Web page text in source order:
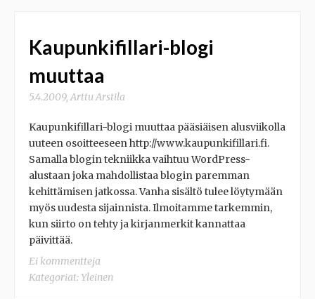
Kaupunkifillari-blogi
muuttaa
5.4.2009,Arttu Arstila
Kaupunkifillari-blogi muuttaa pääsiäisen alusviikolla
uuteen osoitteeseen http://www.kaupunkifillari.fi.
Samalla blogin tekniikka vaihtuu WordPress-
alustaan joka mahdollistaa blogin paremman
kehittämisen jatkossa. Vanha sisältö tulee löytymään
myös uudesta sijainnista. Ilmoitamme tarkemmin,
kun siirto on tehty ja kirjanmerkit kannattaa
päivittää.
Ei kommentteja
Kategoriat: Yleinen